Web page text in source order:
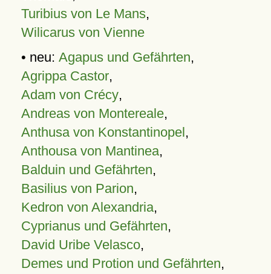
Turibius von Le Mans,
Wilicarus von Vienne
• neu: Agapus und Gefährten,
Agrippa Castor,
Adam von Crécy,
Andreas von Montereale,
Anthusa von Konstantinopel,
Anthousa von Mantinea,
Balduin und Gefährten,
Basilius von Parion,
Kedron von Alexandria,
Cyprianus und Gefährten,
David Uribe Velasco,
Demes und Protion und Gefährten,